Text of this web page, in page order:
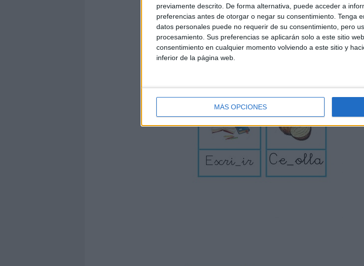
previamente descrito. De forma alternativa, puede acceder a
preferencias antes de otorgar o negar su consentimiento. Tenga
datos personales puede no requerir de su consentimiento, pero
procesamiento. Sus preferencias se aplicarán solo a este sitio
consentimiento en cualquier momento volviendo a este sitio y
inferior de la página web.
MÁS OPCIONES